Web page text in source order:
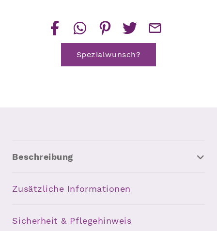
Spezialwunsch?
Beschreibung
Zusätzliche Informationen
Sicherheit & Pflegehinweis